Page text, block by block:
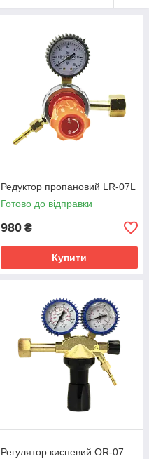
Редуктор пропановий LR-07L
Готово до відправки
980 ₴
Купити
Регулятор кисневий OR-07